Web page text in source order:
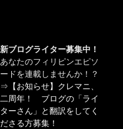
新ブログライター募集中！
あなたのフィリピンエピソ
ードを連載しませんか！？
⇒ 【お知らせ】クレマニ、
二周年！ ブログの「ライ
ターさん」と翻訳をしてく
ださる方募集！